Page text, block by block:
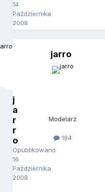
14
Października
2008
j
a
r
r
o
Opublikowano
16
Października
2008
jarro
Modelarz
184